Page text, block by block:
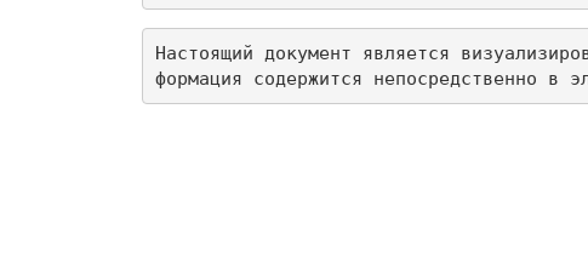
Настоящий документ является
формация содержится непосредственно в